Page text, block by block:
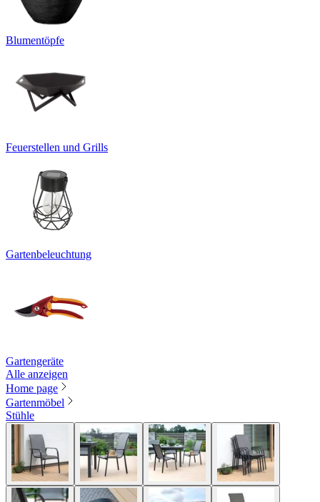
Blumentöpfe
Feuerstellen und Grills
Gartenbeleuchtung
Gartengeräte
Alle anzeigen
Home page
Gartenmöbel
Stühle